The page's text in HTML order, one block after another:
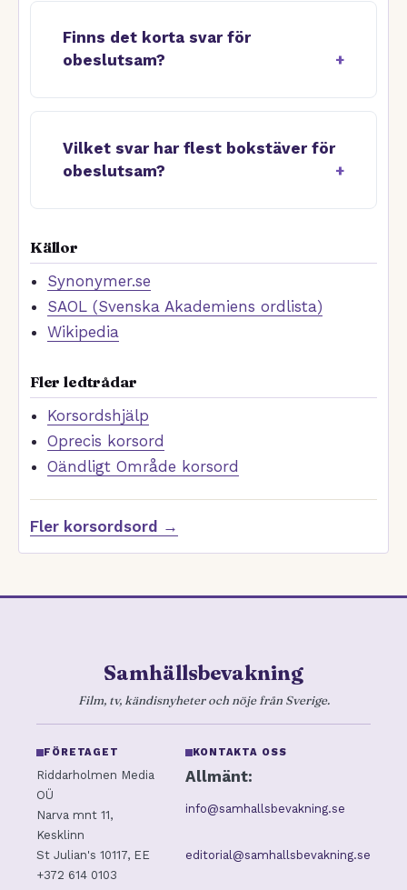
Finns det korta svar för
obeslutsam?
Vilket svar har flest bokstäver för
obeslutsam?
Källor
Synonymer.se
SAOL (Svenska Akademiens ordlista)
Wikipedia
Fler ledtrådar
Korsordshjälp
Oprecis korsord
Oändligt Område korsord
Fler korsordsord →
Samhällsbevakning
Film, tv, kändisnyheter och nöje från Sverige.
FÖRETAGET
Riddarholmen Media
OÜ
Narva mnt 11,
Kesklinn
St Julian's 10117, EE
+372 614 0103
KONTAKTA OSS
Allmänt:
info@samhallsbevakning.se
editorial@samhallsbevakning.se